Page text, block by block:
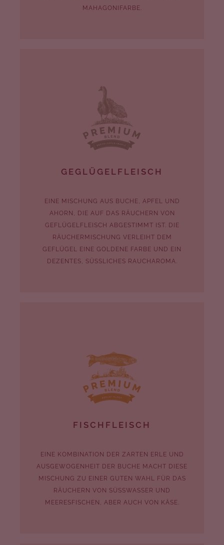
MAHAGONIFARBE.
GEGLÜGELFLEISCH
EINE MISCHUNG AUS BUCHE, APFEL UND
AHORN, DIE AUF DAS RÄUCHERN VON
GEFLÜGELFLEISCH ABGESTIMMT IST. DIE
RÄUCHERMISCHUNG VERLEIHT DEM
GEFLÜGEL EINE GOLDENE FARBE UND EIN
DEZENTES, SÜSSLICHES RAUCHAROMA.
FISCHFLEISCH
EINE KOMBINATION DER ZARTEN ERLE UND
AUSGEWOGENHEIT DER BUCHE MACHT DIESE
MISCHUNG ZU EINER GUTEN WAHL FÜR DAS
RÄUCHERN VON SÜSSWASSER UND M
EERESFISCHEN, ABER AUCH VON KÄSE.